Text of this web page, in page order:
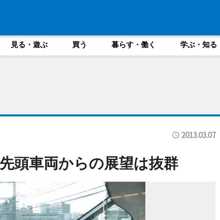
見る・遊ぶ 買う 暮らす・働く 学ぶ・知る
2013.03.07
頭車両からの展望は抜群